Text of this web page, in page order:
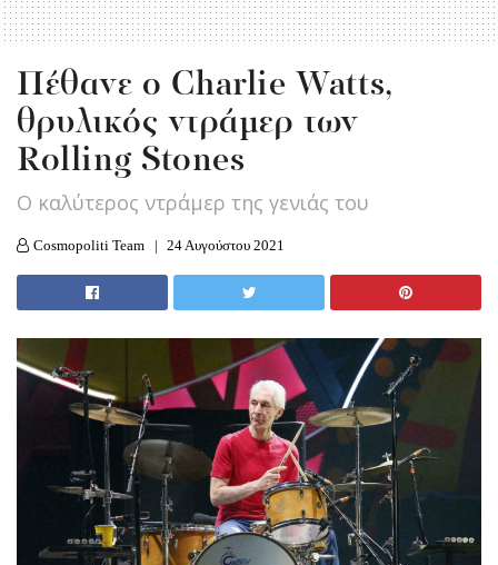
Πέθανε ο Charlie Watts,
θρυλικός ντράμερ των
Rolling Stones
Ο καλύτερος ντράμερ της γενιάς του
Cosmopoliti Team 24 Αυγούστου 2021